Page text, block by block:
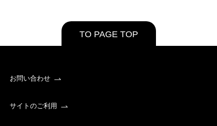
TO PAGE TOP
お問い合わせ
サイトのご利用